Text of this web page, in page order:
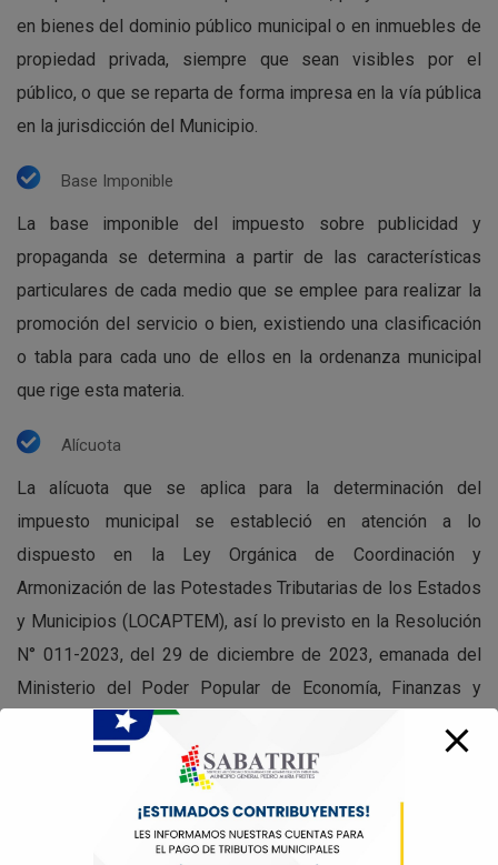
en bienes del dominio público municipal o en inmuebles de
propiedad privada, siempre que sean visibles por el
público, o que se reparta de forma impresa en la vía pública
en la jurisdicción del Municipio.
Base Imponible
La base imponible del impuesto sobre publicidad y
propaganda se determina a partir de las características
particulares de cada medio que se emplee para realizar la
promoción del servicio o bien, existiendo una clasificación
o tabla para cada uno de ellos en la ordenanza municipal
que rige esta materia.
Alícuota
La alícuota que se aplica para la determinación del
impuesto municipal se estableció en atención a lo
dispuesto en la Ley Orgánica de Coordinación y
Armonización de las Potestades Tributarias de los Estados
y Municipios (LOCAPTEM), así lo previsto en la Resolución
N° 011-2023, del 29 de diciembre de 2023, emanada del
Ministerio del Poder Popular de Economía, Finanzas y
Comercio Exterior.
Preguntas
Frecuentes